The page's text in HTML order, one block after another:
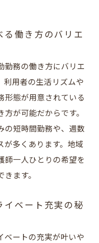
働き方のバリエ
勤務の働き方にバリエ
利用者の生活リズムや
形態が用意されている
が可能だからです。
の短時間勤務や、週数
が多くあります。地域
師一人ひとりの希望を
ます。
イベート充実の秘
ベートの充実が叶いや